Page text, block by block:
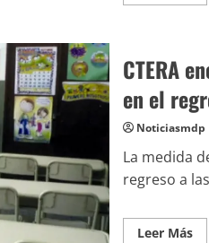
CTERA
en el
Noticiasmdp
La medida
regreso a
Leer Más